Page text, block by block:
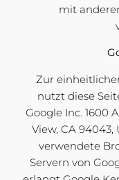
mit
Zur
nutzt diese
Google Inc. 1600
View, CA
verwendete
Servern von